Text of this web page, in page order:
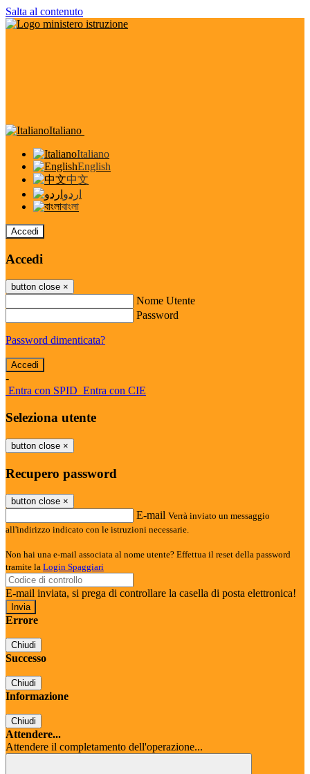
Salta al contenuto
Italiano
Italiano
English
中文
اردو
বাংলা
Accedi
Accedi
button close ×
Nome Utente
Password
Password dimenticata?
-
Entra con SPID Entra con CIE
Seleziona utente
button close ×
Recupero password
button close ×
E-mail Verrà inviato un messaggio
all'indirizzo indicato con le istruzioni necessarie.
Non hai una e-mail associata al nome utente? Effettua il reset della password
tramite la Login Spaggiari
E-mail inviata, si prega di controllare la casella di posta elettronica!
Errore
Chiudi
Successo
Chiudi
Informazione
Chiudi
Attendere...
Attendere il completamento dell'operazione...